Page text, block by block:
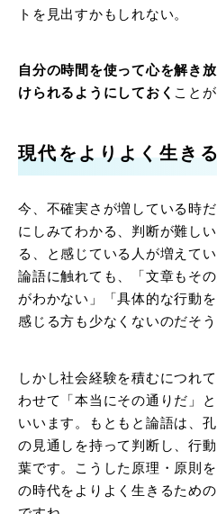
トを見出すかもしれない。
自分の時間を使って心を解き
けられるようにしておく こと
現代をよりよく生き
今、不確実さが増している時
にしみてわかる、判断が難し
る、と感じている人が増えて
論語に触れても、「文章もそ
がわかない」「具体的な行動
感じる方も少なくないのだそう
しかし社会経験を積むにつれ
わせて「本当にその通りだ」
いいます。もともと論語は、
の見通しを持って判断し、行
葉です。こうした原理・原則
の時代をよりよく生きるため